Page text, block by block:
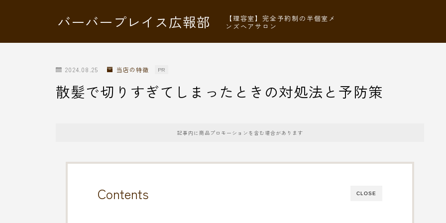
バーバープレイス広報部
【理容室】完全予約制の半個室メ
ンズヘアサロン
2024.08.25 当店の特徴 PR
散髪で切りすぎてしまったときの対処法と予防策
記事内に商品プロモーションを含む場合があります
CLOSE
Contents